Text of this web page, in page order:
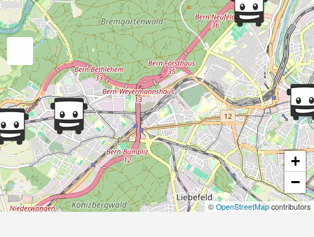
+
−
© OpenStreetMapcontributors